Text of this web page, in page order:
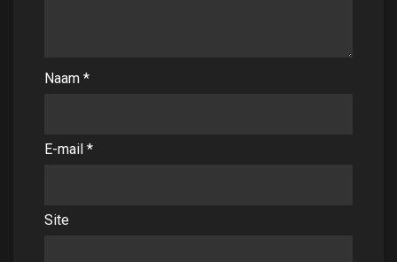
Naam *
E-mail *
Site